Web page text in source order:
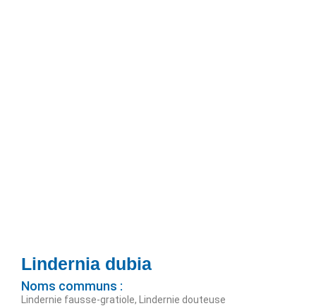
Lindernia dubia
Noms communs :
Lindernie fausse-gratiole, Lindernie douteuse